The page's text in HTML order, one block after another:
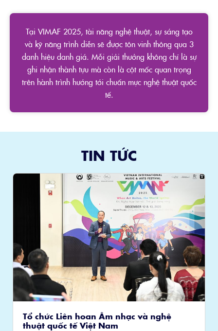
Tại VIMAF 2025, tài năng nghệ thuật, sự sáng tạo
và kỹ năng trình diễn sẽ được tôn vinh thông qua 3
danh hiệu danh giá. Mỗi giải thưởng không chỉ là sự
ghi nhận thành tựu mà còn là cột mốc quan trọng
trên hành trình hướng tới chuẩn mực nghệ thuật quốc
tế.
TIN TỨC
Tổ chức Liên hoan Âm nhạc và nghệ
thuật quốc tế Việt Nam